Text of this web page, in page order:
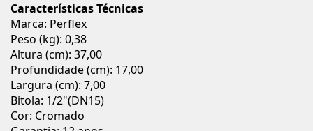
Características Técnicas
Marca: Perflex
Peso (kg): 0,38
Altura (cm): 37,00
Profundidade (cm): 17,00
Largura (cm): 7,00
Bitola: 1/2"(DN15)
Cor: Cromado